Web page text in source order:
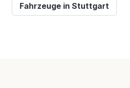
Fahrzeuge in Stuttgart